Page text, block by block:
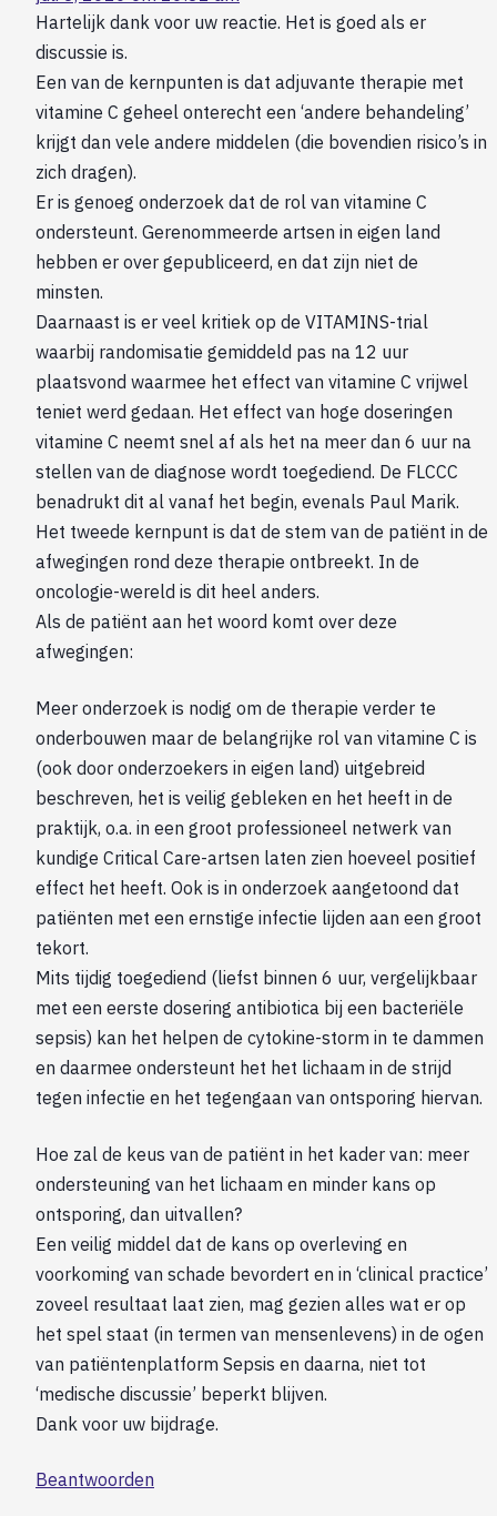
Hartelijk dank voor uw reactie. Het is goed als er
discussie is.
Een van de kernpunten is dat adjuvante therapie met
vitamine C geheel onterecht een ‘andere behandeling’
krijgt dan vele andere middelen (die bovendien risico’s in
zich dragen).
Er is genoeg onderzoek dat de rol van vitamine C
ondersteunt. Gerenommeerde artsen in eigen land
hebben er over gepubliceerd, en dat zijn niet de
minsten.
Daarnaast is er veel kritiek op de VITAMINS-trial
waarbij randomisatie gemiddeld pas na 12 uur
plaatsvond waarmee het effect van vitamine C vrijwel
teniet werd gedaan. Het effect van hoge doseringen
vitamine C neemt snel af als het na meer dan 6 uur na
stellen van de diagnose wordt toegediend. De FLCCC
benadrukt dit al vanaf het begin, evenals Paul Marik.
Het tweede kernpunt is dat de stem van de patiënt in de
afwegingen rond deze therapie ontbreekt. In de
oncologie-wereld is dit heel anders.
Als de patiënt aan het woord komt over deze
afwegingen:
Meer onderzoek is nodig om de therapie verder te
onderbouwen maar de belangrijke rol van vitamine C is
(ook door onderzoekers in eigen land) uitgebreid
beschreven, het is veilig gebleken en het heeft in de
praktijk, o.a. in een groot professioneel netwerk van
kundige Critical Care-artsen laten zien hoeveel positief
effect het heeft. Ook is in onderzoek aangetoond dat
patiënten met een ernstige infectie lijden aan een groot
tekort.
Mits tijdig toegediend (liefst binnen 6 uur, vergelijkbaar
met een eerste dosering antibiotica bij een bacteriële
sepsis) kan het helpen de cytokine-storm in te dammen
en daarmee ondersteunt het het lichaam in de strijd
tegen infectie en het tegengaan van ontsporing hiervan.
Hoe zal de keus van de patiënt in het kader van: meer
ondersteuning van het lichaam en minder kans op
ontsporing, dan uitvallen?
Een veilig middel dat de kans op overleving en
voorkoming van schade bevordert en in ‘clinical practice’
zoveel resultaat laat zien, mag gezien alles wat er op
het spel staat (in termen van mensenlevens) in de ogen
van patiëntenplatform Sepsis en daarna, niet tot
‘medische discussie’ beperkt blijven.
Dank voor uw bijdrage.
Beantwoorden